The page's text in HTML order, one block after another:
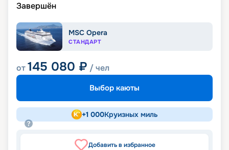
Завершён
MSC Opera
СТАНДАРТ
от145 080 ₽ / чел
Выбор каюты
+1 000Круизных миль
Добавить в избранное